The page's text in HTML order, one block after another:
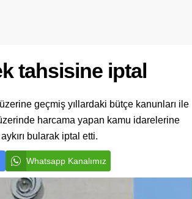
tahsisine iptal
geçmiş yıllardaki bütçe kanunları ile
harcama yapan kamu idarelerine
bularak iptal etti.
Whatsapp Kanalımız